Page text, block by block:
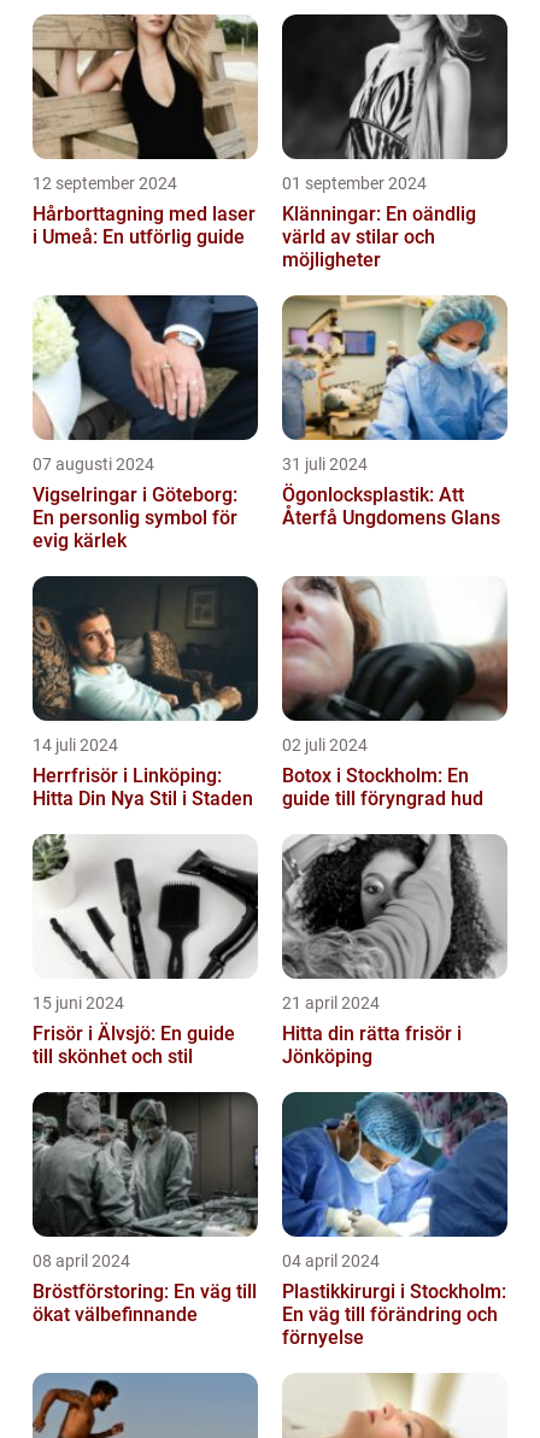
12 september 2024
Hårborttagning med laser
i Umeå: En utförlig guide
01 september 2024
Klänningar: En oändlig
värld av stilar och
möjligheter
07 augusti 2024
Vigselringar i Göteborg:
En personlig symbol för
evig kärlek
31 juli 2024
Ögonlocksplastik: Att
Återfå Ungdomens Glans
14 juli 2024
Herrfrisör i Linköping:
Hitta Din Nya Stil i Staden
02 juli 2024
Botox i Stockholm: En
guide till föryngrad hud
15 juni 2024
Frisör i Älvsjö: En guide
till skönhet och stil
21 april 2024
Hitta din rätta frisör i
Jönköping
08 april 2024
Bröstförstoring: En väg till
ökat välbefinnande
04 april 2024
Plastikkirurgi i Stockholm:
En väg till förändring och
förnyelse